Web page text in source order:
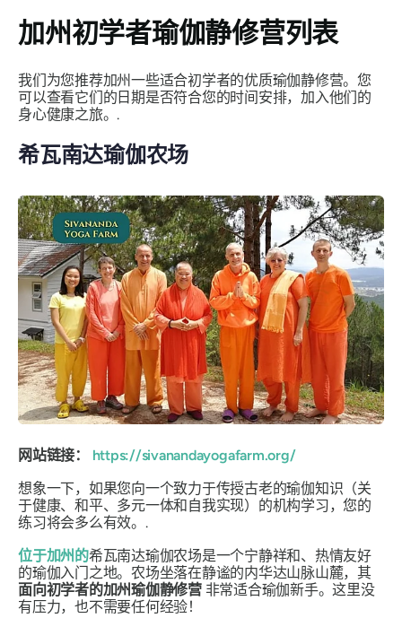
加州初学者瑜伽静修营列表
我们为您推荐加州一些适合初学者的优质瑜伽静修营。您
可以查看它们的日期是否符合您的时间安排，加入他们的
身心健康之旅。.
希瓦南达瑜伽农场
网站链接：
https://sivanandayogafarm.org/
想象一下，如果您向一个致力于传授古老的瑜伽知识（关
于健康、和平、多元一体和自我实现）的机构学习，您的
练习将会多么有效。.
位于加州的希瓦南达瑜伽农场是一个宁静祥和、热情友好
的瑜伽入门之地。农场坐落在静谧的内华达山脉山麓，其
面向初学者的加州瑜伽静修营 非常适合瑜伽新手。这里没
有压力，也不需要任何经验！